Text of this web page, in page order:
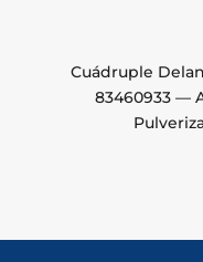
Cuádruple
83460933 —